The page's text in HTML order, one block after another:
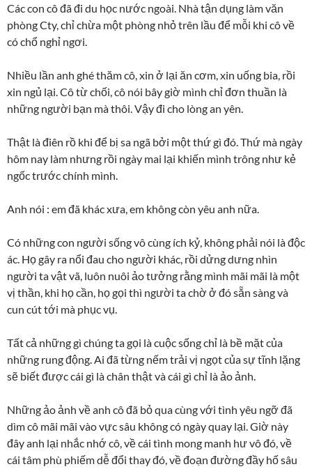
Các con cô đã đi du học nước ngoài. Nhà tận dụng làm văn
phòng Cty, chỉ chừa một phòng nhỏ trên lầu để mỗi khi cô về
có chổ nghỉ ngơi.
Nhiều lần anh ghé thăm cô, xin ở lại ăn cơm, xin uống bia, rồi
xin ngủ lại. Cô từ chối, cô nói bây giờ mình chỉ đơn thuần là
những người bạn mà thôi. Vậy đi cho lòng an yên.
Thật là điên rồ khi để bị sa ngã bởi một thứ gì đó. Thứ mà ngày
hôm nay làm nhưng rồi ngày mai lại khiến mình trông như kẻ
ngốc trước chính mình.
Anh nói : em đã khác xưa, em không còn yêu anh nữa.
Có những con người sống vô cùng ích kỷ, không phải nói là độc
ác. Họ gây ra nổi đau cho người khác, rồi dửng dưng nhìn
người ta vật vã, luôn nuôi ảo tưởng rằng mình mãi mãi là một
vị thần, khi họ cần, họ gọi thì người ta chờ ở đó sẵn sàng và
cun cút tới mà phục vụ.
Tất cả những gì chúng ta gọi là cuộc sống chỉ là bề mặt của
những rung động. Ai đã từng nếm trải vị ngọt của sự tĩnh lặng
sẽ biết được cái gì là chân thật và cái gì chỉ là ảo ảnh.
Những ảo ảnh về anh cô đã bỏ qua cùng với tình yêu ngỡ đã
dìm cô mãi mãi vào vực sâu không có ngày quay lại. Giờ này
đây anh lại nhắc nhớ cô, về cái tình mong manh hư vô đó, về
cái tâm phù phiếm dễ đổi thay đó, về đoạn đường đầy hố sâu